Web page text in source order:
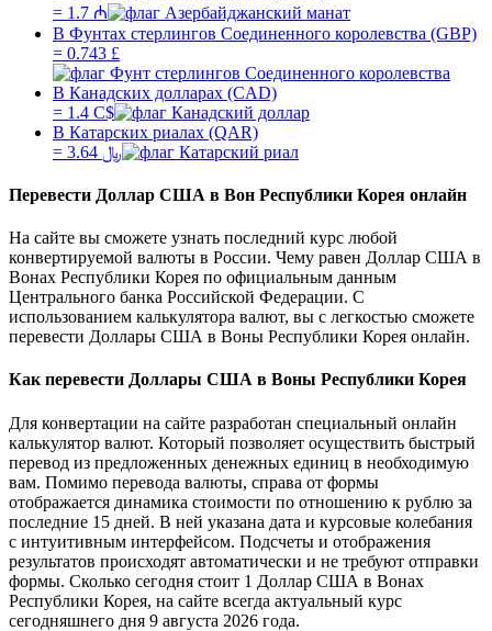
= 1.7 ₼
В Фунтах стерлингов Соединенного королевства (GBP)
= 0.743 £
В Канадских долларах (CAD)
= 1.4 C$
В Катарских риалах (QAR)
= 3.64 ﷼
Перевести Доллар США в Вон Республики Корея онлайн
На сайте вы сможете узнать последний курс любой
конвертируемой валюты в России. Чему равен Доллар США в
Вонах Республики Корея по официальным данным
Центрального банка Российской Федерации. С
использованием калькулятора валют, вы с легкостью сможете
перевести Доллары США в Воны Республики Корея онлайн.
Как перевести Доллары США в Воны Республики Корея
Для конвертации на сайте разработан специальный онлайн
калькулятор валют. Который позволяет осуществить быстрый
перевод из предложенных денежных единиц в необходимую
вам. Помимо перевода валюты, справа от формы
отображается динамика стоимости по отношению к рублю за
последние 15 дней. В ней указана дата и курсовые колебания
с интуитивным интерфейсом. Подсчеты и отображения
результатов происходят автоматически и не требуют отправки
формы. Сколько сегодня стоит 1 Доллар США в Вонах
Республики Корея, на сайте всегда актуальный курс
сегодняшнего дня 9 августа 2026 года.